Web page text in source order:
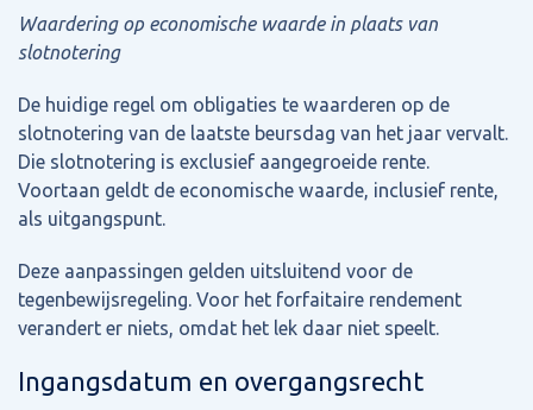
Waardering op economische waarde in plaats van
slotnotering
De huidige regel om obligaties te waarderen op de
slotnotering van de laatste beursdag van het jaar vervalt.
Die slotnotering is exclusief aangegroeide rente.
Voortaan geldt de economische waarde, inclusief rente,
als uitgangspunt.
Deze aanpassingen gelden uitsluitend voor de
tegenbewijsregeling. Voor het forfaitaire rendement
verandert er niets, omdat het lek daar niet speelt.
Ingangsdatum en overgangsrecht